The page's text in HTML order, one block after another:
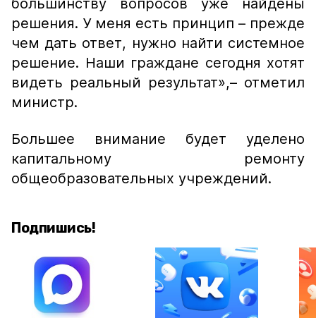
большинству вопросов уже найдены
решения. У меня есть принцип – прежде
чем дать ответ, нужно найти системное
решение. Наши граждане сегодня хотят
видеть реальный результат»,– отметил
министр.
Большее внимание будет уделено
капитальному ремонту
общеобразовательных учреждений.
Подпишись!